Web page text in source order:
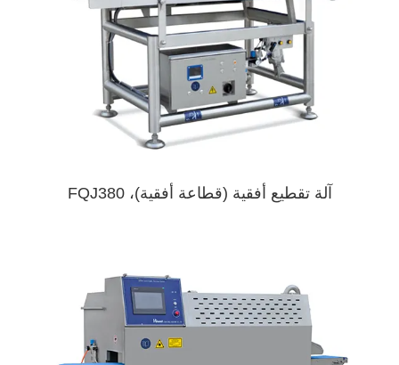
آلة تقطيع أفقية (قطاعة أفقية)، FQJ380